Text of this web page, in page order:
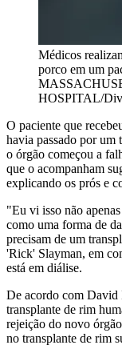
Médicos
porco em um
HOSPITAL/
O paciente que
havia passado por um
o órgão começou a
que o acompanham
explicando os prós e
"Eu vi isso não
como uma forma de
precisam de um
'Rick' Slayman, em
está em diálise.
De acordo com David
transplante de rim
rejeição do novo
no transplante de rim